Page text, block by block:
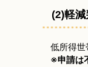
(2)軽減
低所得世
※申請は